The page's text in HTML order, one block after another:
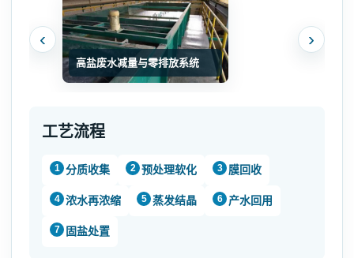
‹
高盐废水减量与零排放系统
›
工艺流程
分质收集 预处理软化 膜回收
浓水再浓缩 蒸发结晶 产水回用
固盐处置